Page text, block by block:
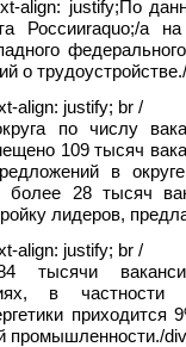
align: justify;По
Россииraquo;/a
о
align: justify; br /
по числу
109 тысяч
в
более 28 тысяч
лидеров,
align: justify; br /
тысячи
в
промышленности./div